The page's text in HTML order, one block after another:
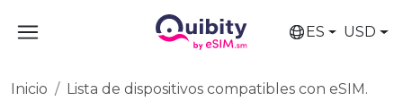
ES USD
Inicio
Lista de dispositivos compatibles con eSIM.